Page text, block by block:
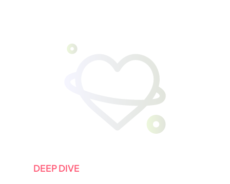
DEEP DIVE